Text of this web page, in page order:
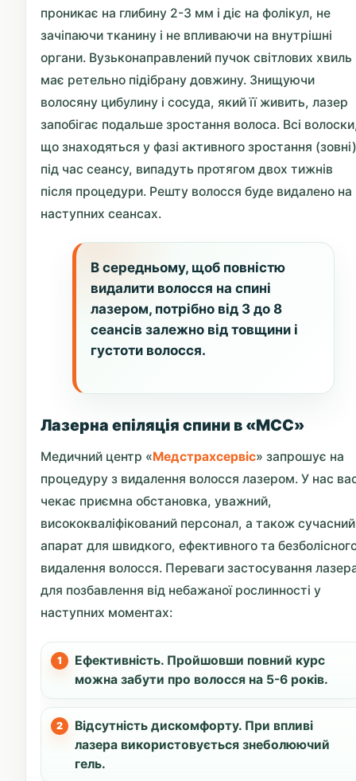
проникає на глибину 2-3 мм і діє на фолікул, не
зачіпаючи тканину і не впливаючи на внутрішні
органи. Вузьконаправлений пучок світлових хвиль
має ретельно підібрану довжину. Знищуючи
волосяну цибулину і сосуда, який її живить, лазер
запобігає подальше зростання волоса. Всі
що знаходяться у фазі активного зростання (зовні)
під час сеансу, випадуть протягом двох тижнів
після процедури. Решту волосся буде видалено на
наступних сеансах.
В середньому, щоб повністю
видалити волосся на спині
лазером, потрібно від 3 до 8
сеансів залежно від товщини і
густоти волосся.
Лазерна епіляція спини в «МСС»
Медичний центр «Медстрахсервіс» запрошує на
процедуру з видалення волосся лазером. У нас
чекає приємна обстановка, уважний,
висококваліфікований персонал, а також сучасний
апарат для швидкого, ефективного та
видалення волосся. Переваги застосування
для позбавлення від небажаної рослинності у
наступних моментах:
Ефективність. Пройшовши повний курс
можна забути про волосся на 5-6 років.
Відсутність дискомфорту. При впливі
лазера використовується знеболюючий
гель.